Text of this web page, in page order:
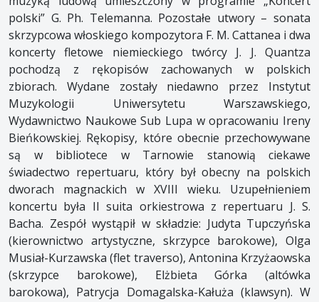
polski” G. Ph. Telemanna. Pozostałe utwory – sonata
skrzypcowa włoskiego kompozytora F. M. Cattanea i dwa
koncerty fletowe niemieckiego twórcy J. J. Quantza
pochodzą z rękopisów zachowanych w polskich
zbiorach. Wydane zostały niedawno przez Instytut
Muzykologii Uniwersytetu Warszawskiego,
Wydawnictwo Naukowe Sub Lupa w opracowaniu Ireny
Bieńkowskiej. Rękopisy, które obecnie przechowywane
są w bibliotece w Tarnowie stanowią ciekawe
świadectwo repertuaru, który był obecny na polskich
dworach magnackich w XVIII wieku. Uzupełnieniem
koncertu była II suita orkiestrowa z repertuaru J. S.
Bacha. Zespół wystąpił w składzie: Judyta Tupczyńska
(kierownictwo artystyczne, skrzypce barokowe), Olga
Musiał-Kurzawska (flet traverso), Antonina Krzyżaowska
(skrzypce barokowe), Elżbieta Górka (altówka
barokowa), Patrycja Domagalska-Kałuża (klawsyn). W